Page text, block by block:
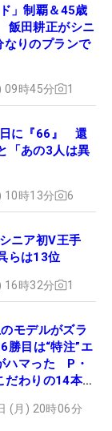
」制覇＆45歳
田耕正がシニ
なりのプランで
09時45分 1
に『66』 還
「あの3人は異
10時13分 6
ニア初V王手
らは13位
16時32分 1
モデルがズラ
目は“特注”エ
ハマった P・
だわりの14本
(月) 20時06分